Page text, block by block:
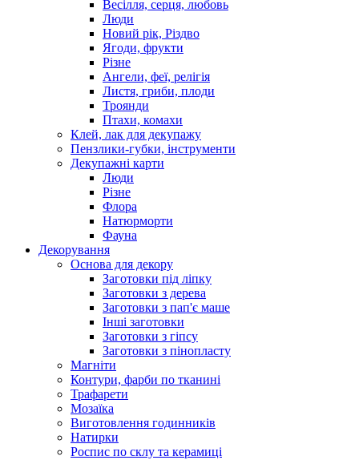
Весілля, серця, любовь
Люди
Новий рік, Різдво
Ягоди, фрукти
Різне
Ангели, феї, релігія
Листя, гриби, плоди
Троянди
Птахи, комахи
Клей, лак для декупажу
Пензлики-губки, інструменти
Декупажні карти
Люди
Різне
Флора
Натюрморти
Фауна
Декорування
Основа для декору
Заготовки під ліпку
Заготовки з дерева
Заготовки з пап'є маше
Інші заготовки
Заготовки з гіпсу
Заготовки з пінопласту
Магніти
Контури, фарби по тканині
Трафарети
Мозаїка
Виготовлення годинників
Натирки
Роспис по склу та керамиці